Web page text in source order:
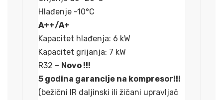
Hlađenje -10°C
A++/A+
Kapacitet hlađenja: 6 kW
Kapacitet grijanja: 7 kW
R32 – Novo !!!
5 godina garancije na kompresor!!!
(bežični IR daljinski ili žičani upravljač